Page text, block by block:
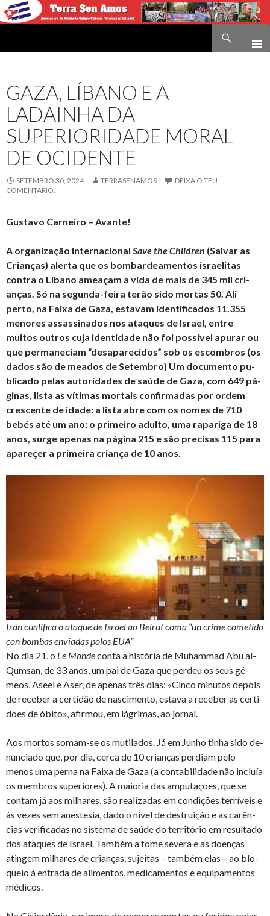
GAZA, LÍBANO E A
LADAINHA DA
SUPERIORIDADE MORAL
DE OCIDENTE
SETEMBRO 30, 2024 TERRASENAMOS
DEIXA O TEU
COMENTARIO.
Gustavo Carneiro – Avante!
A or­ga­ni­zação in­ter­na­ci­onal Save the Chil­dren (Salvar as
Cri­anças) alerta que os bom­bar­de­a­mentos is­ra­e­litas
contra o Lí­bano ame­açam a vida de mais de 345 mil cri­
anças. Só na se­gunda-feira terão sido mortas 50. Ali
perto, na Faixa de Gaza, es­tavam iden­ti­fi­cados 11.355
me­nores as­sas­si­nados nos ata­ques de Is­rael, entre
muitos ou­tros cuja iden­ti­dade não foi pos­sível apurar ou
que per­ma­ne­ciam “de­sa­pa­re­cidos” sob os es­com­bros (os
dados são de me­ados de Se­tembro) Um do­cu­mento pu­
bli­cado pelas au­to­ri­dades de saúde de Gaza, com 649 pá­
ginas, lista as ví­timas mor­tais con­fir­madas por ordem
cres­cente de idade: a lista abre com os nomes de 710
bebés até um ano; o pri­meiro adulto, uma ra­pa­riga de 18
anos, surge apenas na pá­gina 215 e são pre­cisas 115 para
apa­reçer a pri­meira cri­ança de 10 anos.
Irán cualifica o ataque de Israel ao Beirut coma “un crime cometido
con bombas enviadas polos EUA”
No dia 21, o Le Mondeconta a his­tória de Muhammad Abu al-
Qumsan, de 33 anos, um pai de Gaza que perdeu os seus gé­
meos, Aseel e Aser, de apenas três dias: «Cinco mi­nutos de­pois
de re­ceber a cer­tidão de nas­ci­mento, es­tava a re­ceber as cer­ti­
dões de óbito», afirmou, em lá­grimas, ao jornal.
Aos mortos somam-se os mu­ti­lados. Já em Junho tinha sido de­
nun­ciado que, por dia, cerca de 10 cri­anças per­diam pelo
menos uma perna na Faixa de Gaza (a con­ta­bi­li­dade não in­cluía
os mem­bros su­pe­ri­ores). A mai­oria das am­pu­ta­ções, que se
contam já aos mi­lhares, são re­a­li­zadas em con­di­ções ter­rí­veis e
às vezes sem anes­tesia, dado o nível de des­truição e as ca­rên­
cias ve­ri­fi­cadas no sis­tema de saúde do ter­ri­tório em re­sul­tado
dos ata­ques de Is­rael. Também a fome se­vera e as do­enças
atingem mi­lhares de cri­anças, su­jeitas – também elas – ao blo­
queio à en­trada de ali­mentos, me­di­ca­mentos e equi­pa­mentos
mé­dicos.